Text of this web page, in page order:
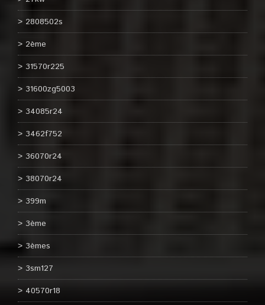
2808502s
2ème
31570r225
31600zg5003
34085r24
3462f752
36070r24
38070r24
399m
3ème
3èmes
3sm127
40570r18